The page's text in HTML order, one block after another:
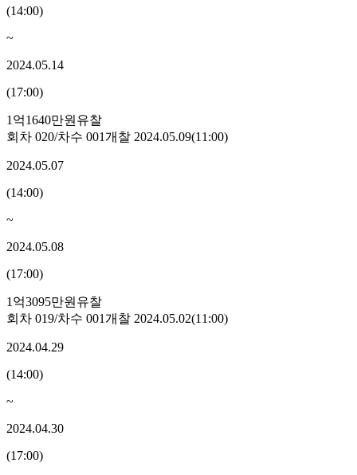
(14:00)
~
2024.05.14
(17:00)
1억1640만원 유찰
회차 020/차수 001개찰 2024.05.09(11:00)
2024.05.07
(14:00)
~
2024.05.08
(17:00)
1억3095만원 유찰
회차 019/차수 001개찰 2024.05.02(11:00)
2024.04.29
(14:00)
~
2024.04.30
(17:00)